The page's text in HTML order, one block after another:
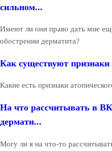
сильном...
Имеют ли они право дать мне
обострении дерматита?
Как существуют признаки
Какие есть признаки
На что рассчитывать в
дермати...
Могу ли я на что-то